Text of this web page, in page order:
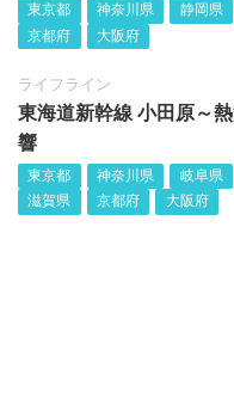
東京都 神奈川県 静岡県
京都府
大阪府
ライフライン
東海道新幹線 小田原～
響
東京都 神奈川県 岐阜県
滋賀県
京都府 大阪府